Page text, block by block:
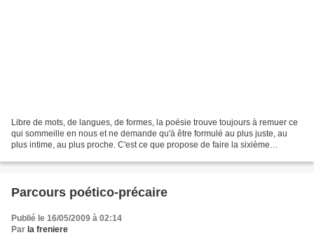
Libre de mots, de langues, de formes, la poésie trouve toujours à remuer ce
qui sommeille en nous et ne demande qu'à être formulé au plus juste, au
plus intime, au plus proche. C'est ce que propose de faire la sixième
Parcours poético-précaire
Publié le 16/05/2009 à 02:14
Par la freniere